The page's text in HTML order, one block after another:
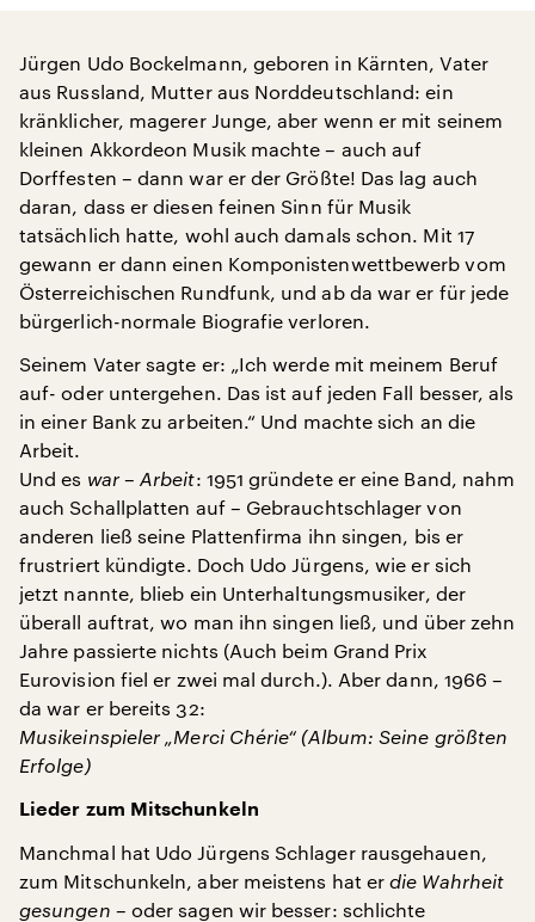
Jürgen Udo Bockelmann, geboren in Kärnten, Vater
aus Russland, Mutter aus Norddeutschland: ein
kränklicher, magerer Junge, aber wenn er mit seinem
kleinen Akkordeon Musik machte – auch auf
Dorffesten – dann war er der Größte! Das lag auch
daran, dass er diesen feinen Sinn für Musik
tatsächlich hatte, wohl auch damals schon. Mit 17
gewann er dann einen Komponistenwettbewerb vom
Österreichischen Rundfunk, und ab da war er für jede
bürgerlich-normale Biografie verloren.
Seinem Vater sagte er: „Ich werde mit meinem Beruf
auf- oder untergehen. Das ist auf jeden Fall besser, als
in einer Bank zu arbeiten.“ Und machte sich an die
Arbeit.
Und es war – Arbeit: 1951 gründete er eine Band, nahm
auch Schallplatten auf – Gebrauchtschlager von
anderen ließ seine Plattenfirma ihn singen, bis er
frustriert kündigte. Doch Udo Jürgens, wie er sich
jetzt nannte, blieb ein Unterhaltungsmusiker, der
überall auftrat, wo man ihn singen ließ, und über zehn
Jahre passierte nichts (Auch beim Grand Prix
Eurovision fiel er zwei mal durch.). Aber dann, 1966 –
da war er bereits 32:
Musikeinspieler „Merci Chérie“ (Album: Seine größten
Erfolge)
Lieder zum Mitschunkeln
Manchmal hat Udo Jürgens Schlager rausgehauen,
zum Mitschunkeln, aber meistens hat erdie Wahrheit
gesungen – oder sagen wir besser: schlichte